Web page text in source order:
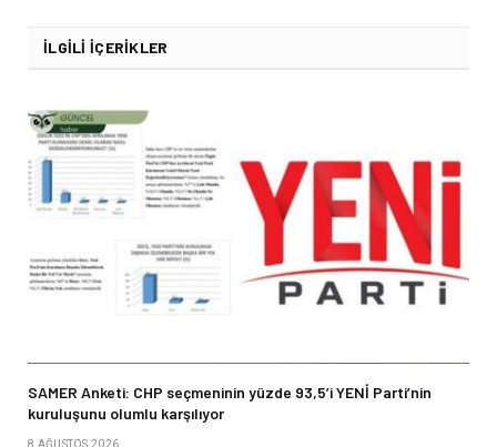
İLGILI İÇERIKLER
SAMER Anketi: CHP seçmeninin yüzde 93,5’i YENİ Parti’nin
kuruluşunu olumlu karşılıyor
8 AĞUSTOS 2026